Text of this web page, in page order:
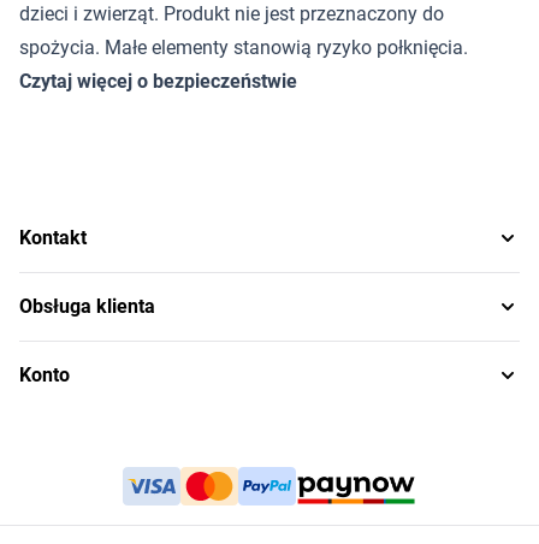
dzieci i zwierząt. Produkt nie jest przeznaczony do
spożycia. Małe elementy stanowią ryzyko połknięcia.
Czytaj więcej o bezpieczeństwie
Kontakt
Obsługa klienta
Konto